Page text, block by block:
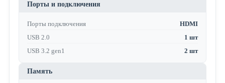
Порты и подключения
Порты подключения
HDMI
USB 2.0
1 шт
USB 3.2 gen1
2 шт
Память